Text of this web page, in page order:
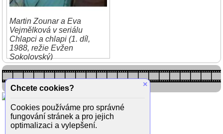
Martin Zounar a Eva
Vejmělková v seriálu
Chlapci a chlapi (1. díl,
1988, režie Evžen
Sokolovský)
×
Chcete cookies?
Cookies používáme pro správné
fungování stránek a pro jejich
optimalizaci a vylepšení.